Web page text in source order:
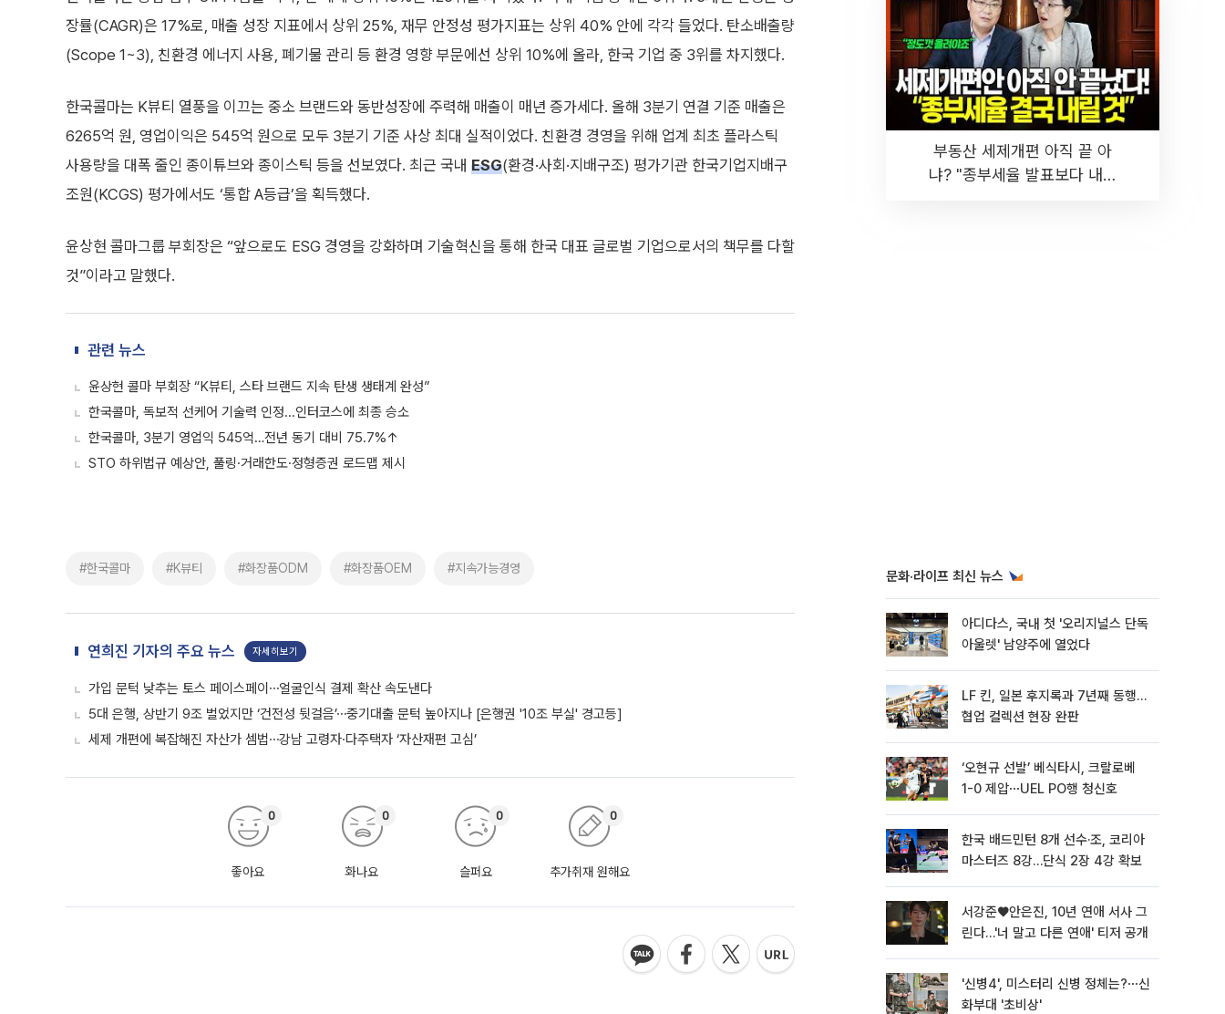
장률(CAGR)은 17%로, 매출 성장 지표에서 상위 25%, 재무 안정성 평가지표는 상위 40% 안에 각각 들었다. 탄소배출량
(Scope 1~3), 친환경 에너지 사용, 폐기물 관리 등 환경 영향 부문에선 상위 10%에 올라, 한국 기업 중 3위를 차지했다.
한국콜마는 K뷰티 열풍을 이끄는 중소 브랜드와 동반성장에 주력해 매출이 매년 증가세다. 올해 3분기 연결 기준 매출은
6265억 원, 영업이익은 545억 원으로 모두 3분기 기준 사상 최대 실적이었다. 친환경 경영을 위해 업계 최초 플라스틱
사용량을 대폭 줄인 종이튜브와 종이스틱 등을 선보였다. 최근 국내 ESG(환경·사회·지배구조) 평가기관 한국기업지배구
조원(KCGS) 평가에서도 ‘통합 A등급’을 획득했다.
윤상현 콜마그룹 부회장은 “앞으로도 ESG 경영을 강화하며 기술혁신을 통해 한국 대표 글로벌 기업으로서의 책무를 다할
것”이라고 말했다.
관련 뉴스
윤상현 콜마 부회장 “K뷰티, 스타 브랜드 지속 탄생 생태계 완성”
한국콜마, 독보적 선케어 기술력 인정...인터코스에 최종 승소
한국콜마, 3분기 영업익 545억…전년 동기 대비 75.7%↑
STO 하위법규 예상안, 풀링·거래한도·정형증권 로드맵 제시
#한국콜마 #K뷰티 #화장품ODM #화장품OEM #지속가능경영
연희진 기자의 주요 뉴스 자세히보기
가입 문턱 낮추는 토스 페이스페이⋯얼굴인식 결제 확산 속도낸다
5대 은행, 상반기 9조 벌었지만 ‘건전성 뒷걸음’⋯중기대출 문턱 높아지나 [은행권 '10조 부실' 경고등]
세제 개편에 복잡해진 자산가 셈법⋯강남 고령자·다주택자 ‘자산재편 고심’
좋아요
0
화나요
0
슬퍼요
0
추가취재 원해요
0
부동산 세제개편 아직 끝 아
냐? "종부세율 발표보다 내릴
문화·라이프 최신 뉴스
아디다스, 국내 첫 '오리지널스 단독
아울렛' 남양주에 열었다
LF 킨, 일본 후지록과 7년째 동행…
협업 컬렉션 현장 완판
‘오현규 선발’ 베식타시, 크랄로베
1-0 제압⋯UEL PO행 청신호
한국 배드민턴 8개 선수·조, 코리아
마스터즈 8강…단식 2장 4강 확보
서강준♥안은진, 10년 연애 서사 그
린다…'너 말고 다른 연애' 티저 공개
'신병4', 미스터리 신병 정체는?⋯신
화부대 '초비상'